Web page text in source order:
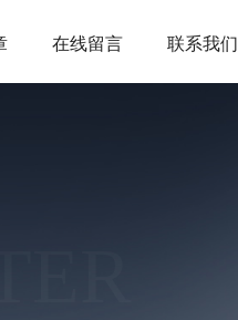
在线留言 联系我们